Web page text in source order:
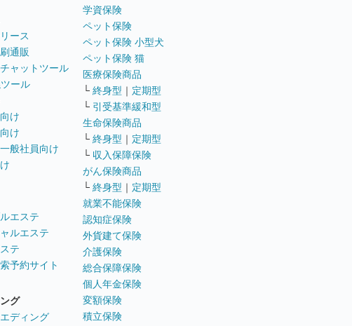
ース
通販
ャットツール
ール
け
け
般社員向け
エステ
ルエステ
テ
予約サイト
グ
ディング
学資保険
ペット保険
ペット保険 小型犬
ペット保険 猫
医療保険商品
└ 終身型 ｜ 定期型
└ 引受基準緩和型
生命保険商品
└ 終身型 ｜ 定期型
└ 収入保障保険
がん保険商品
└ 終身型 ｜ 定期型
就業不能保険
認知症保険
外貨建て保険
介護保険
総合保障保険
個人年金保険
変額保険
積立保険